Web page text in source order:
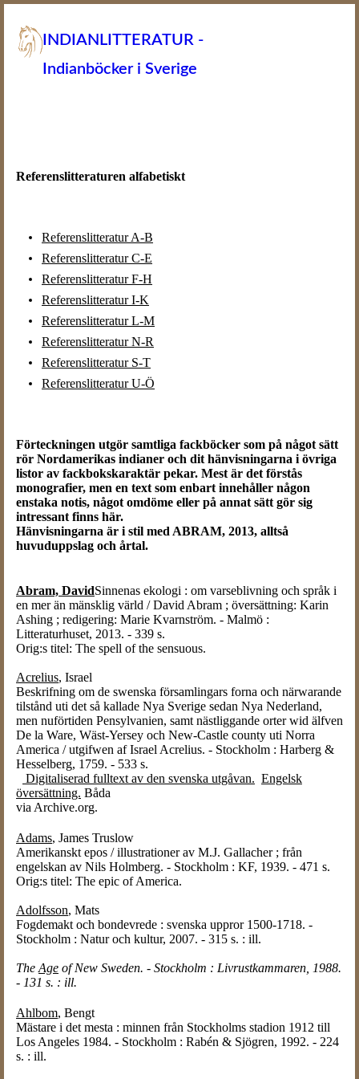
INDIANLITTERATUR -
Indianböcker i Sverige
Referenslitteraturen alfabetiskt
Referenslitteratur A-B
Referenslitteratur C-E
Referenslitteratur F-H
Referenslitteratur I-K
Referenslitteratur L-M
Referenslitteratur N-R
Referenslitteratur S-T
Referenslitteratur U-Ö
Förteckningen utgör samtliga fackböcker som på något sätt
rör Nordamerikas indianer och dit hänvisningarna i övriga
listor av fackbokskaraktär pekar. Mest är det förstås
monografier, men en text som enbart innehåller någon
enstaka notis, något omdöme eller på annat sätt gör sig
intressant finns här.
Hänvisningarna är i stil med ABRAM, 2013, alltså
huvuduppslag och årtal.
Abram, DavidSinnenas ekologi : om varseblivning och språk i
en mer än mänsklig värld / David Abram ; översättning: Karin
Ashing ; redigering: Marie Kvarnström. - Malmö :
Litteraturhuset, 2013. - 339 s.
Orig:s titel: The spell of the sensuous.
Acrelius, Israel
Beskrifning om de swenska församlingars forna och närwarande
tilstånd uti det så kallade Nya Sverige sedan Nya Nederland,
men nuförtiden Pensylvanien, samt nästliggande orter wid älfven
De la Ware, Wäst-Yersey och New-Castle county uti Norra
America / utgifwen af Israel Acrelius. - Stockholm : Harberg &
Hesselberg, 1759. - 533 s.
Digitaliserad fulltext av den svenska utgåvan. Engelsk
översättning. Båda
via Archive.org.
Adams, James Truslow
Amerikanskt epos / illustrationer av M.J. Gallacher ; från
engelskan av Nils Holmberg. - Stockholm : KF, 1939. - 471 s.
Orig:s titel: The epic of America.
Adolfsson, Mats
Fogdemakt och bondevrede : svenska uppror 1500-1718. -
Stockholm : Natur och kultur, 2007. - 315 s. : ill.
The Age of New Sweden. - Stockholm : Livrustkammaren, 1988.
- 131 s. : ill.
Ahlbom, Bengt
Mästare i det mesta : minnen från Stockholms stadion 1912 till
Los Angeles 1984. - Stockholm : Rabén & Sjögren, 1992. - 224
s. : ill.